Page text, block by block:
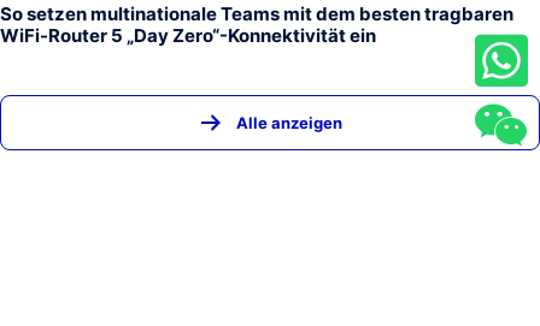
So setzen multinationale Teams mit dem besten tragbaren
WiFi-Router 5 „Day Zero“-Konnektivität ein
Alle anzeigen